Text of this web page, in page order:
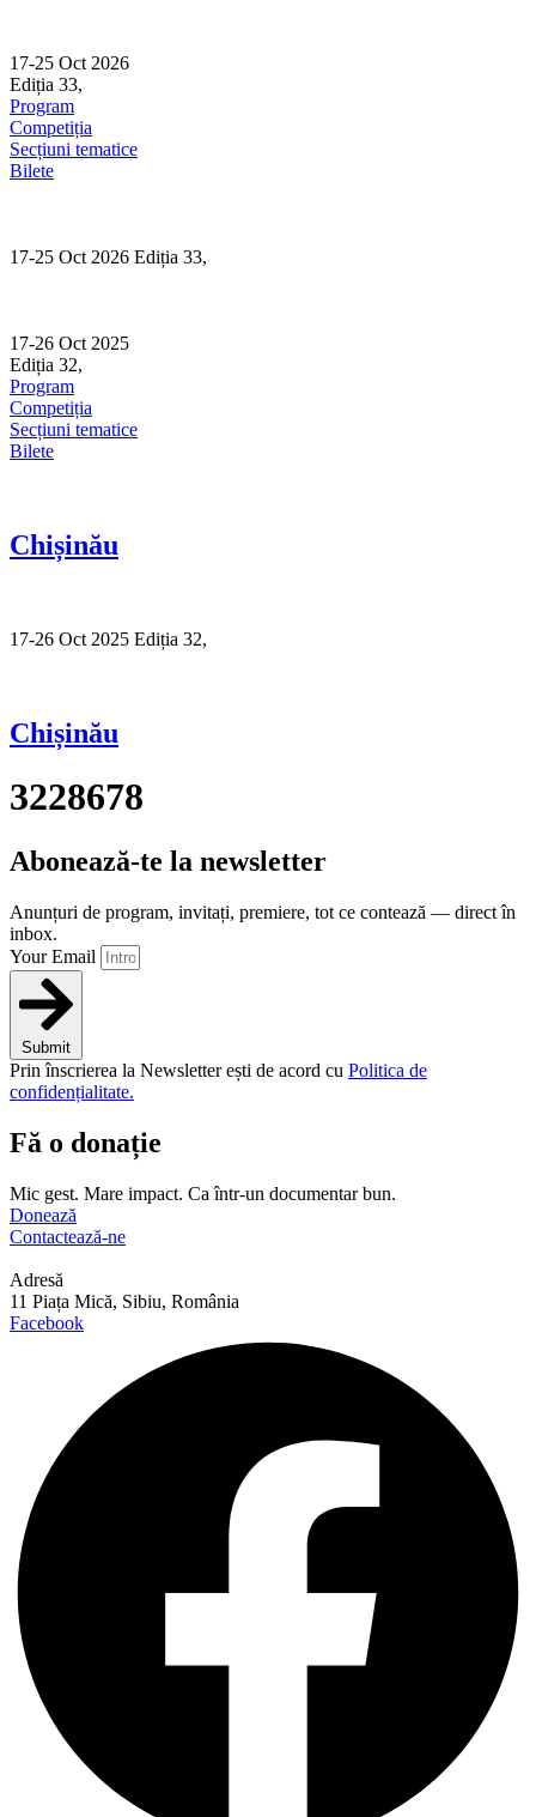
content
17-25 Oct 2026
Ediția 33,
Program
Competiția
Secțiuni tematice
Bilete
17-25 Oct 2026 Ediția 33,
17-26 Oct 2025
Ediția 32,
Program
Competiția
Secțiuni tematice
Bilete
Chișinău
17-26 Oct 2025 Ediția 32,
Chișinău
3228678
Abonează-te la newsletter
Anunțuri de program, invitați, premiere, tot ce contează — direct în
inbox.
Your Email
Submit
Prin înscrierea la Newsletter ești de acord cu Politica de
confidențialitate.
Fă o donație
Mic gest. Mare impact. Ca într-un documentar bun.
Donează
Contactează-ne
Adresă
11 Piața Mică, Sibiu, România
Facebook